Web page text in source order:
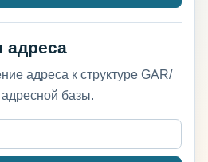
адреса
адреса к структуре GAR/
базы.